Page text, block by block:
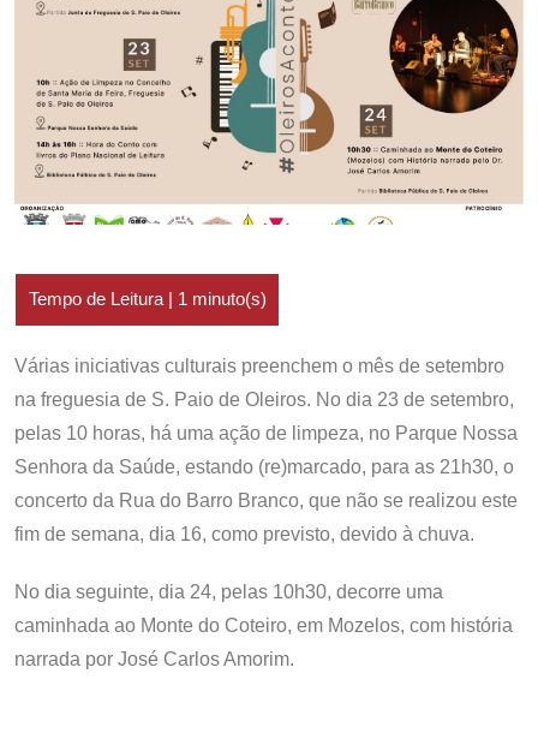
Várias iniciativas culturais preenchem o mês de setembro
na freguesia de S. Paio de Oleiros. No dia 23 de setembro,
pelas 10 horas, há uma ação de limpeza, no Parque Nossa
Senhora da Saúde, estando (re)marcado, para as 21h30, o
concerto da Rua do Barro Branco, que não se realizou este
fim de semana, dia 16, como previsto, devido à chuva.
No dia seguinte, dia 24, pelas 10h30, decorre uma
caminhada ao Monte do Coteiro, em Mozelos, com história
narrada por José Carlos Amorim.